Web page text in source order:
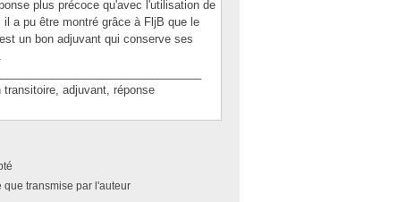
plus précoce qu'avec l'utilisation de
a pu être montré grâce à FljB que le
un bon adjuvant qui conserve ses
transitoire, adjuvant, réponse
que transmise par l'auteur